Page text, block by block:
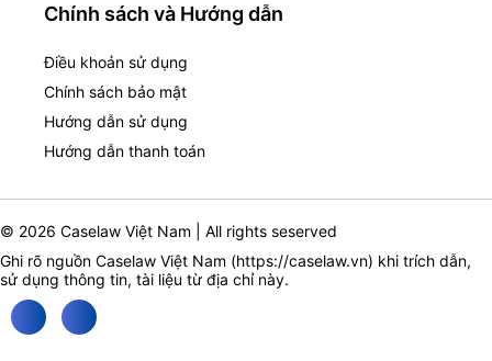
Chính sách và Hướng dẫn
Điều khoản sử dụng
Chính sách bảo mật
Hướng dẫn sử dụng
Hướng dẫn thanh toán
© 2026 Caselaw Việt Nam | All rights seserved
Ghi rõ nguồn Caselaw Việt Nam (https://caselaw.vn) khi trích dẫn,
sử dụng thông tin, tài liệu từ địa chỉ này.